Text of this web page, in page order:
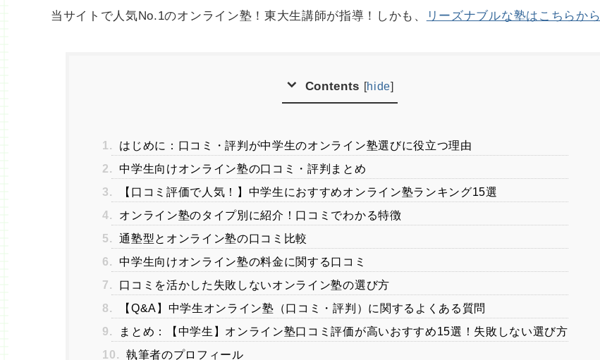
当サイトで人気No.1のオンライン塾！東大生講師が指導！しかも、 リーズナブルな塾はこちらから
Contents [hide]
1.
はじめに：口コミ・評判が中学生のオンライン塾選びに役立つ理由
2.
中学生向けオンライン塾の口コミ・評判まとめ
3.
【口コミ評価で人気！】中学生におすすめオンライン塾ランキング15選
4.
オンライン塾のタイプ別に紹介！口コミでわかる特徴
5.
通塾型とオンライン塾の口コミ比較
6.
中学生向けオンライン塾の料金に関する口コミ
7.
口コミを活かした失敗しないオンライン塾の選び方
8.
【Q&A】中学生オンライン塾（口コミ・評判）に関するよくある質問
9.
まとめ：【中学生】オンライン塾口コミ評価が高いおすすめ15選！失敗しない選び方
10.
執筆者のプロフィール